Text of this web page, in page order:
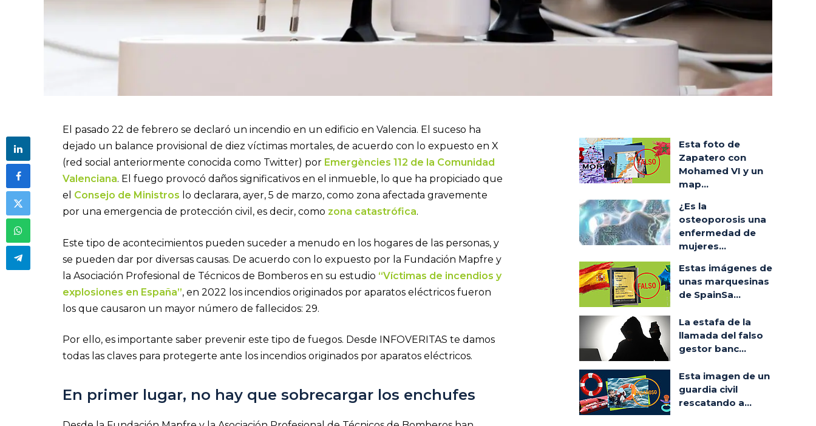
El pasado 22 de febrero se declaró un incendio en un edificio en Valencia. El suceso ha
dejado un balance provisional de diez víctimas mortales, de acuerdo con lo expuesto en X
(red social anteriormente conocida como Twitter) por Emergències 112 de la Comunidad
Valenciana. El fuego provocó daños significativos en el inmueble, lo que ha propiciado que
el Consejo de Ministros lo declarara, ayer, 5 de marzo, como zona afectada gravemente
por una emergencia de protección civil, es decir, como zona catastrófica.
Este tipo de acontecimientos pueden suceder a menudo en los hogares de las personas, y
se pueden dar por diversas causas. De acuerdo con lo expuesto por la Fundación Mapfre y
la Asociación Profesional de Técnicos de Bomberos en su estudio “Víctimas de incendios y
explosiones en España”, en 2022 los incendios originados por aparatos eléctricos fueron
los que causaron un mayor número de fallecidos: 29.
Por ello, es importante saber prevenir este tipo de fuegos. Desde INFOVERITAS te damos
todas las claves para protegerte ante los incendios originados por aparatos eléctricos.
En primer lugar, no hay que sobrecargar los enchufes
Esta foto de
Zapatero con
Mohamed VI y un
map...
¿Es la
osteoporosis una
enfermedad de
mujeres...
Estas imágenes de
unas marquesinas
de SpainSa...
La estafa de la
llamada del falso
gestor banc...
Esta imagen de un
guardia civil
rescatando a...